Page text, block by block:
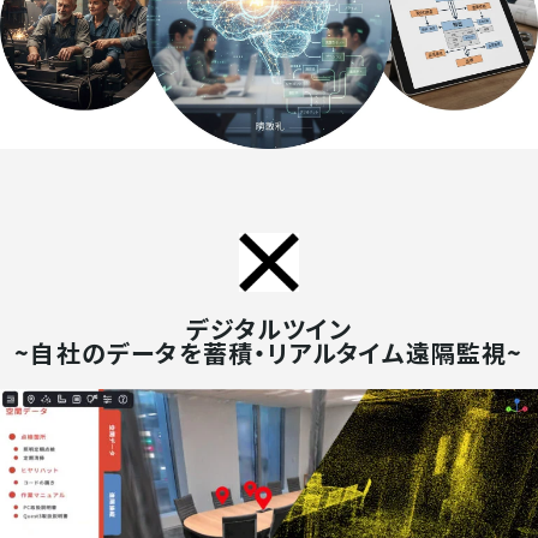
デジタルツイン
~自社のデータを蓄積・リアルタイム遠隔監視~